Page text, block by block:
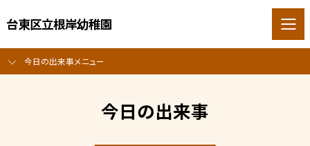
台東区立根岸幼稚園
今日の出来事メニュー
今日の出来事